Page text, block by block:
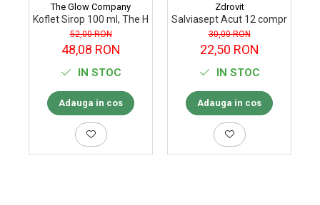
The Glow Company
Koflet Sirop 100 ml, The Himalaya Drug Company
52,00 RON
48,08 RON
IN STOC
Adauga in cos
Zdrovit
Salviasept Acut 12 comprimate
30,00 RON
22,50 RON
IN STOC
Adauga in cos